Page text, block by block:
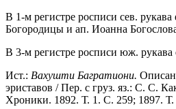
В 1-м регистре росписи сев.
Богородицы и ап. Иоанна
В 3-м регистре росписи юж.
Ист.: Вахушти Багратиони.
эриставов / Пер. с груз. яз.: С. С.
Хроники. 1892. Т. 1. С. 259; 1897.